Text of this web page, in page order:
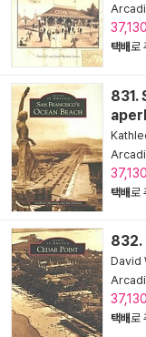
37,130
택배로
831.
37,130
택배로
832.
David
37,130
택배로